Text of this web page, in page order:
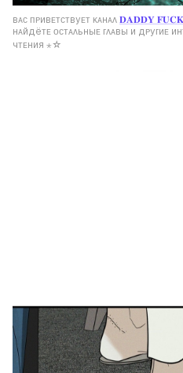
ʙᴀᴄ ᴨᴩиʙᴇᴛᴄᴛʙуᴇᴛ ᴋᴀнᴀᴧ 𝐃𝐀𝐃𝐃𝐘
нᴀйдёᴛᴇ ᴏᴄᴛᴀᴧьныᴇ ᴦᴧᴀʙы и дᴩуᴦиᴇ
чᴛᴇния ⋆☆